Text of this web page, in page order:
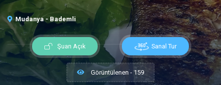
Mudanya - Bademli
Şuan Açık Sanal Tur
Görüntülenen - 159